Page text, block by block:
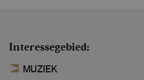
Interessegebied
MUZIEK